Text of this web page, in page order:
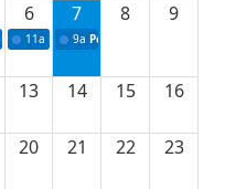
Potpisivanje ugovora o stipendijama
6
11a Podrška razvoju vodne
7
9a Početak izgradnje nove
8 9
13 14 15 16
20 21 22 23